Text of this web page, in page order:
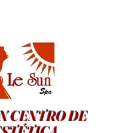
CENTRO DE